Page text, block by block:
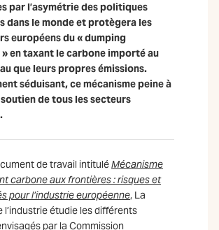
par l’asymétrie des politiques
dans le monde et protègera les
européens du « dumping
en taxant le carbone importé au
que leurs propres émissions.
séduisant, ce mécanisme peine à
de tous les secteurs
de travail intituléMécanisme
carbone aux frontières : risques et
pour l’industrie européenne, La
l’industrie étudie les différents
par la Commission